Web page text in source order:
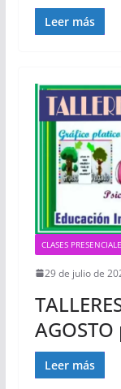
Leer más
CLASES
29 de julio de
Leer más